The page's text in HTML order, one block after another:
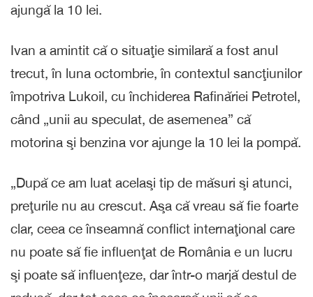
ajungă la 10 lei.
Ivan a amintit că o situaţie similară a fost anul
trecut, în luna octombrie, în contextul sancţiunilor
împotriva Lukoil, cu închiderea Rafinăriei Petrotel,
când „unii au speculat, de asemenea” că
motorina şi benzina vor ajunge la 10 lei la pompă.
„După ce am luat acelaşi tip de măsuri şi atunci,
preţurile nu au crescut. Aşa că vreau să fie foarte
clar, ceea ce înseamnă conflict internaţional care
nu poate să fie influenţat de România e un lucru
şi poate să influenţeze, dar într-o marjă destul de